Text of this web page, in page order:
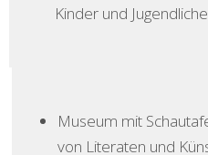
Kinder und Jugendliche
Museum mit
von Literaten und